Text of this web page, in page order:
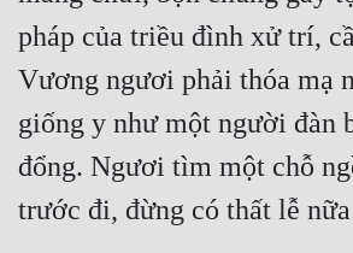
pháp của triều đình xử trí,
Vương ngươi phải thóa mạ
giống y như một người đàn
đổng. Ngươi tìm một chỗ
trước đi, đừng có thất lễ